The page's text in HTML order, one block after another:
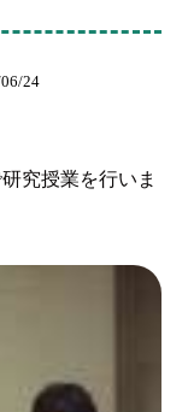
24
究授業を行いま